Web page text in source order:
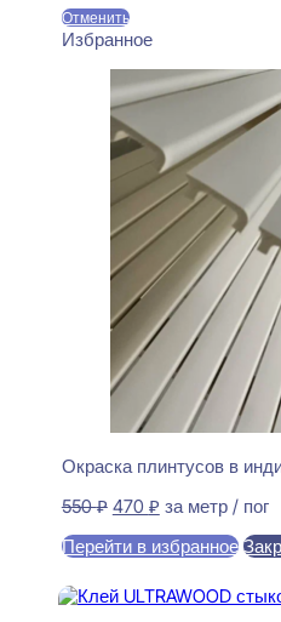
Отменить
Избранное
Окраска плинтусов в
550₽ Первоначальная
составляла
470 ₽Текущая
470 ₽.
за метр / пог
Перейти в избранное